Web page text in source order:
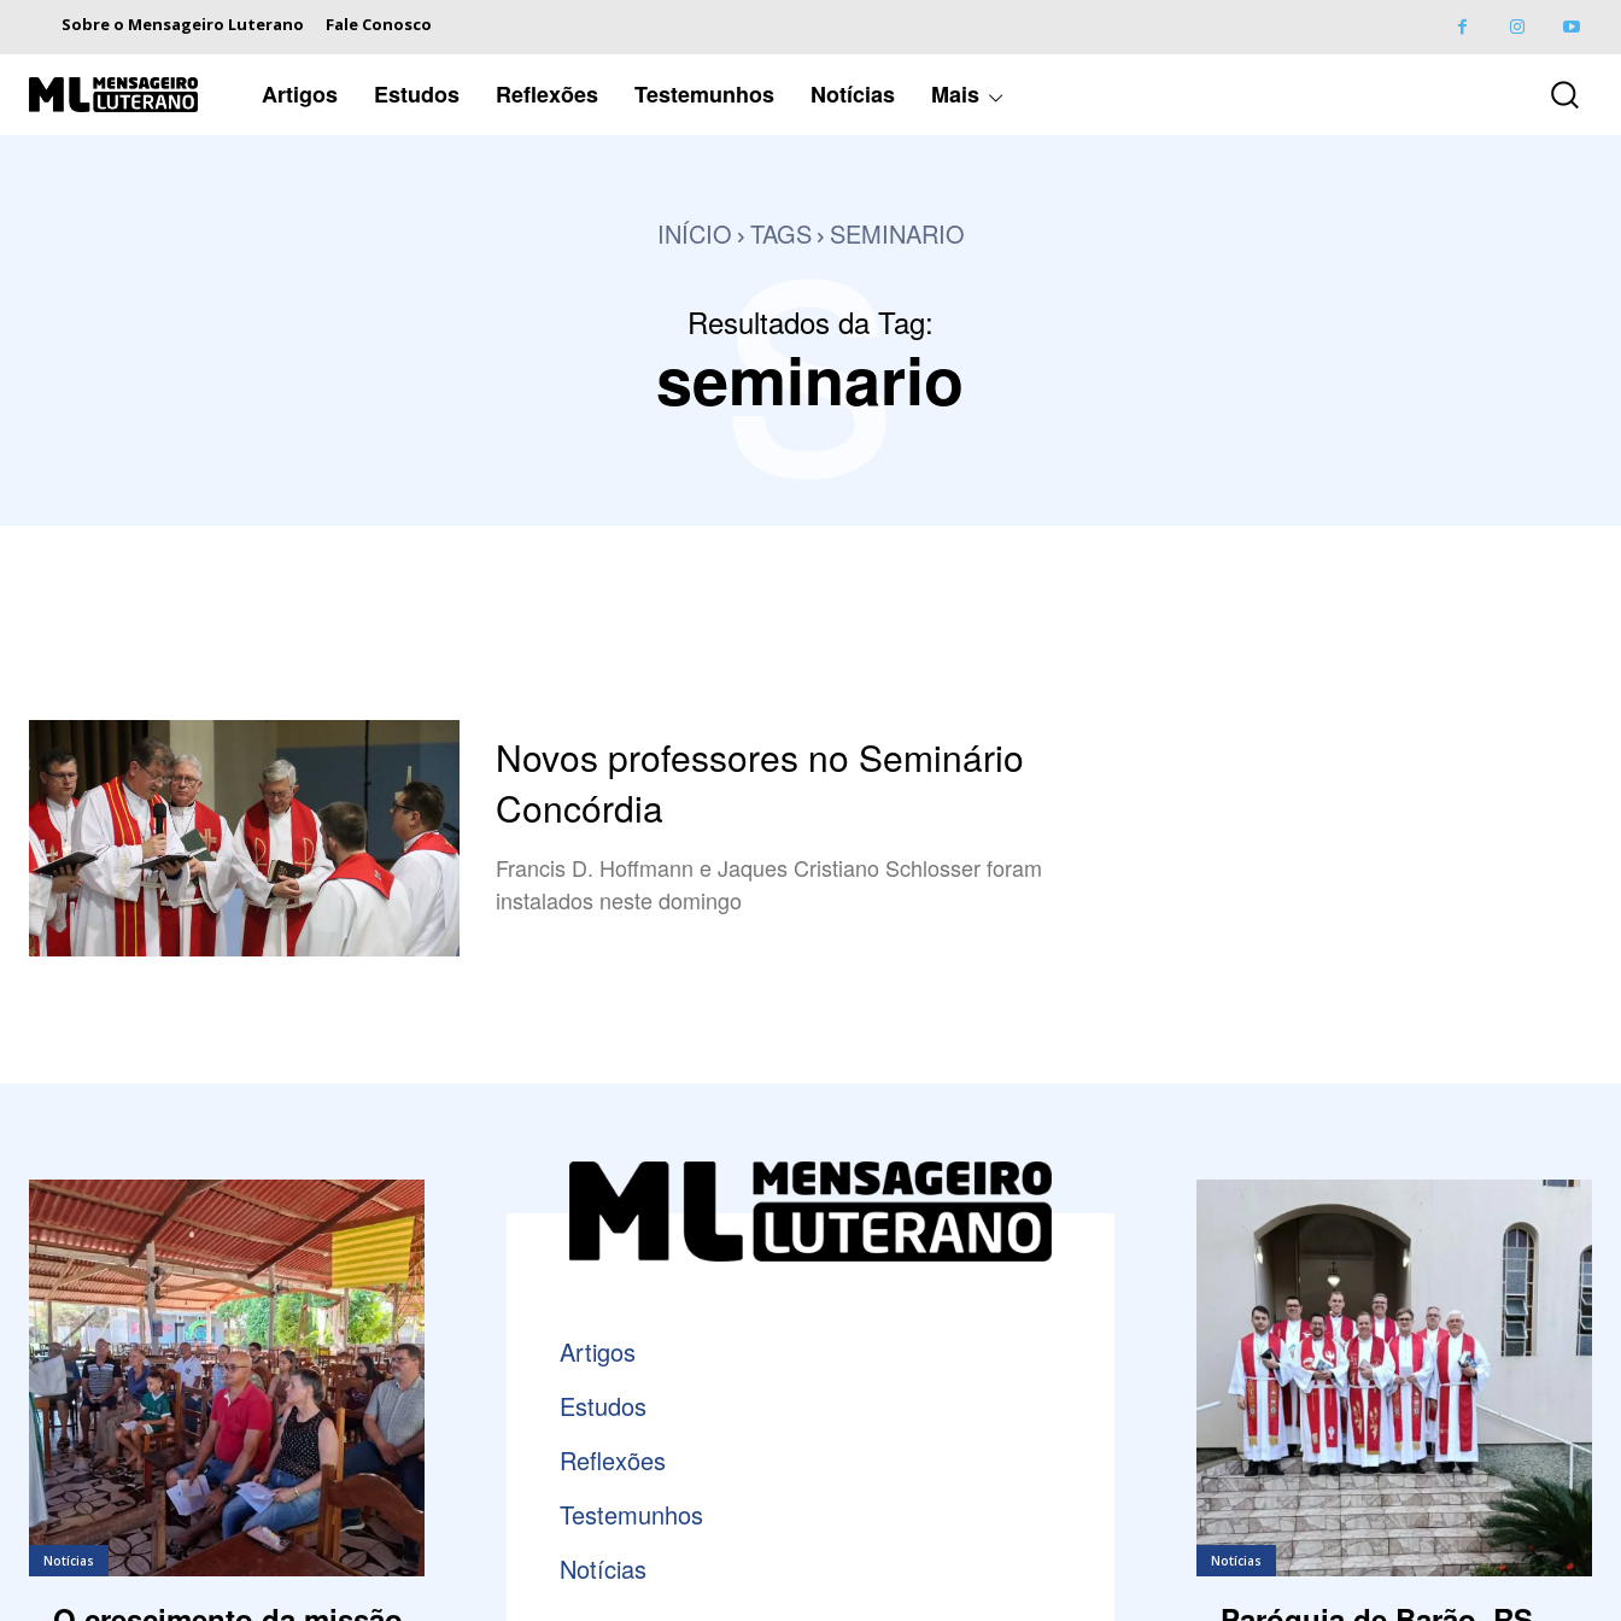
Sobre o Mensageiro Luterano Fale Conosco
Artigos Estudos Reflexões Testemunhos Notícias Mais
INÍCIO TAGS SEMINARIO
Resultados da Tag:
seminario
s
Novos professores no Seminário
Concórdia
Francis D. Hoffmann e Jaques Cristiano Schlosser foram
instalados neste domingo
Notícias
Artigos
Estudos
Reflexões
Testemunhos
Notícias
Notícias